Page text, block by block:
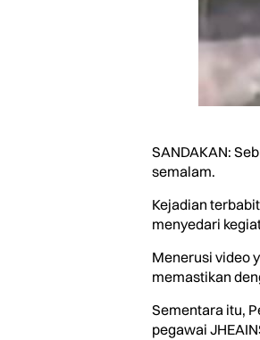
SANDAKAN:
semalam.
Kejadian
menyedari
Menerusi video
memastikan
Sementara itu,
pegawai